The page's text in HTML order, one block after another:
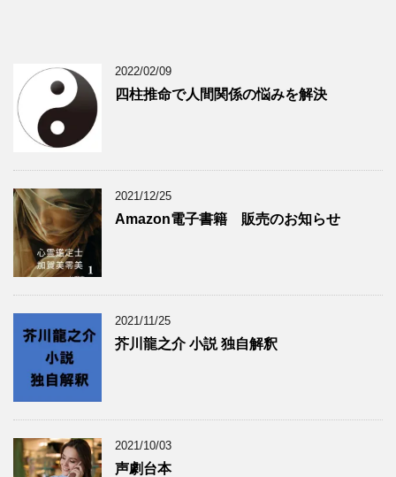
2022/02/09
四柱推命で人間関係の悩みを解決
2021/12/25
Amazon電子書籍 販売のお知らせ
2021/11/25
芥川龍之介 小説 独自解釈
2021/10/03
声劇台本